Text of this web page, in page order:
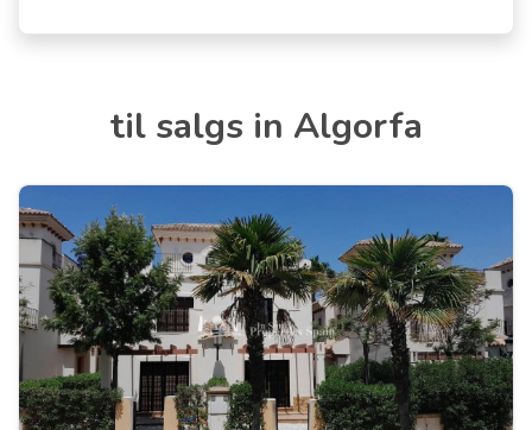
til salgs in Algorfa